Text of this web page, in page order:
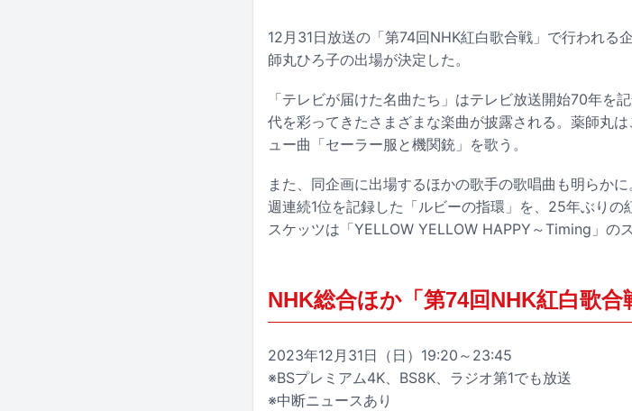
12月31日放送の「第74回NHK紅白歌合戦」で行われる
師丸ひろ子の出場が決定した。
「テレビが届けた名曲たち」はテレビ放送開始70年を
代を彩ってきたさまざまな楽曲が披露される。薬師丸
ュー曲「セーラー服と機関銃」を歌う。
また、同企画に出場するほかの歌手の歌唱曲も明らか
週連続1位を記録した「ルビーの指環」を、25年ぶり
スケッツは「YELLOW YELLOW HAPPY～Timing」の
NHK総合ほか「第74回NHK紅白歌合
2023年12月31日（日）19:20～23:45
※BSプレミアム4K、BS8K、ラジオ第1でも放送
※中断ニュースあり